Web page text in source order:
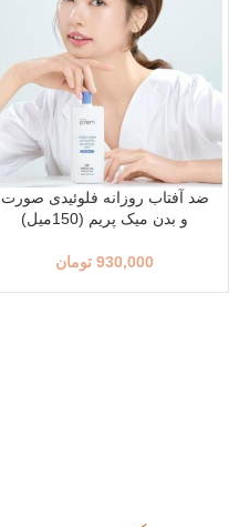
ضد آفتاب روزانه فلوئیدی صورت
و بدن میک پریم (150میل)
930,000 تومان